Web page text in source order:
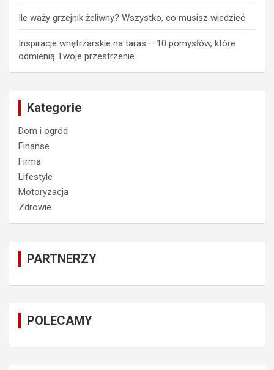
Ile waży grzejnik żeliwny? Wszystko, co musisz wiedzieć
Inspiracje wnętrzarskie na taras – 10 pomysłów, które
odmienią Twoje przestrzenie
Kategorie
Dom i ogród
Finanse
Firma
Lifestyle
Motoryzacja
Zdrowie
PARTNERZY
POLECAMY